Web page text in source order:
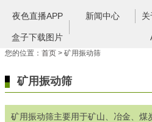
夜色直播APP
盒子下载图片
新闻中心
您的位置： 首页 > 矿用振动筛
矿用振动筛
矿用振动筛主要用于矿山、冶金、煤炭